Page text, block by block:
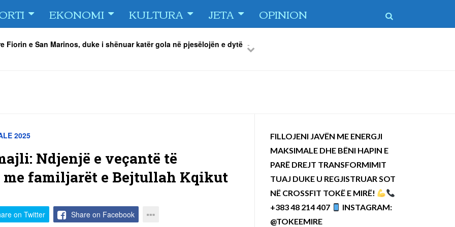
EKONOMI KULTURA JETA OPINION
Fiorin e San Marinos, duke i shënuar katër gola në pjesëlojën e dytë
Orhan Abdi -06/08/2026
këta lojtarë
PreviousNext
2025
Ndjenjë e veçantë të
me familjarët e Bejtullah Kqikut
on Twitter Share on Facebook
FILLOJENI JAVËN ME ENERGJI
MAKSIMALE DHE BËNI HAPIN E
PARË DREJT TRANSFORMIMIT
TUAJ DUKE U REGJISTRUAR SOT
NË CROSSFIT TOKË E MIRË!
+383 48 214 407
INSTAGRAM:
@TOKEEMIRE